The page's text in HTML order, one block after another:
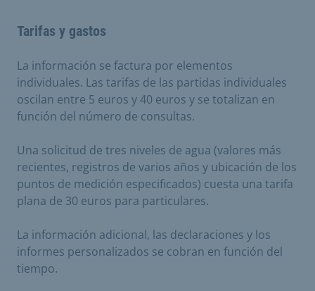
Tarifas y gastos
La información se factura por elementos
individuales. Las tarifas de las partidas individuales
oscilan entre 5 euros y 40 euros y se totalizan en
función del número de consultas.
Una solicitud de tres niveles de agua (valores más
recientes, registros de varios años y ubicación de los
puntos de medición especificados) cuesta una tarifa
plana de 30 euros para particulares.
La información adicional, las declaraciones y los
informes personalizados se cobran en función del
tiempo.